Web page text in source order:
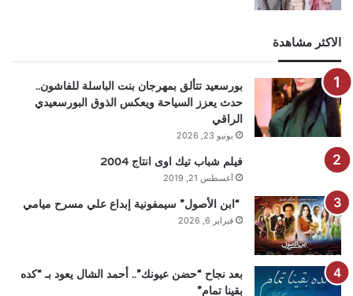
الاكثر مشاهدة
بورسعيد تتألق بمهرجان بنت الباسلة للفاشون..
حدث يعزز السياحة ويعكس الذوق البورسعيدي
الراقي
يونيو 23, 2026
فيلم شباب تيك اوى انتاج 2004
أغسطس 21, 2019
“ابن الأصول” سيمفونية إبداع علي مسرح ميامي
فبراير 6, 2026
بعد نجاح “حضن عيونك”.. أحمد الشال يعود بـ “كده
بقينا تمام”